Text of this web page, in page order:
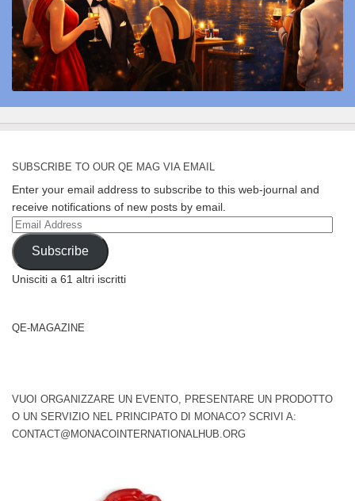
SUBSCRIBE TO OUR QE MAG VIA EMAIL
Enter your email address to subscribe to this web-journal and
receive notifications of new posts by email.
Email
Address
Subscribe
Unisciti a 61 altri iscritti
QE-MAGAZINE
VUOI ORGANIZZARE UN EVENTO, PRESENTARE UN PRODOTTO
O UN SERVIZIO NEL PRINCIPATO DI MONACO? SCRIVI A:
CONTACT@MONACOINTERNATIONALHUB.ORG